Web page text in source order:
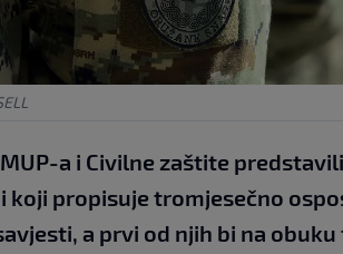
a i Civilne zaštite
koji propisuje tromjesečno
a prvi od njih bi na